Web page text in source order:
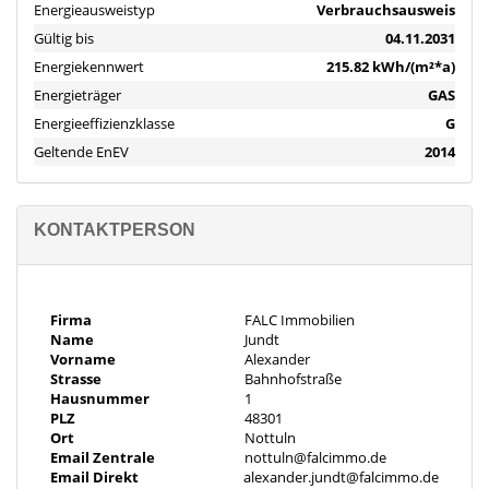
- Einbauküche
- Bad inkl. Badewanne
-Nr. 2 Maisonette-Wohnung (83,67m²):
- 5-Zimmer (Wohnzimmer, Elternzimmer, Büro, 1.K.Zimmer,
2.K.Zimmer)
- Balkon
- Einbauküche (neuwertig)
- zwei Badezimmer (Badewanne oder Dusche)
"Keine zusätzliche Käuferprovision"
Dieses in Massivbauweise errichtete Zweifamilienhaus aus dem
Jahr 1968, steht auf einem 820m² großem Grundstück.
Es verfügt über zwei Garagen, ist vollunterkellert, wird beheizt
durch eine zentrale Gasheizung und verfügt über eine
Gesamtwohnfläche von 150,66 m².
Energieausweistyp
Verbrauchsausweis
Gültig bis
04.11.2031
Energiekennwert
215.82 kWh/(m²*a)
Energieträger
GAS
Energieeffizienzklasse
G
Geltende EnEV
2014
KONTAKTPERSON
Firma
FALC Immobilien
Name
Jundt
Vorname
Alexander
Strasse
Bahnhofstraße
Hausnummer
1
PLZ
48301
Ort
Nottuln
Email Zentrale
nottuln@falcimmo.de
Email Direkt
alexander.jundt@falcimmo.de